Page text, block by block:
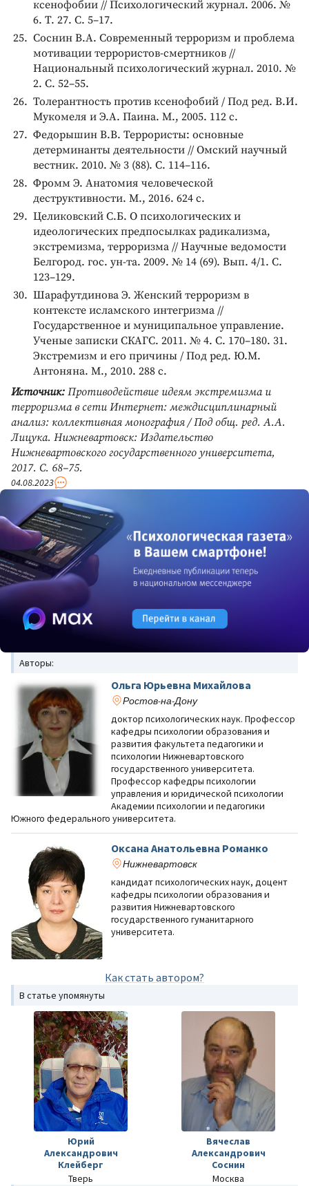
ксенофобии // Психологический журнал. 2006. №
6. Т. 27. С. 5–17.
Соснин В.А. Современный терроризм и проблема
мотивации террористов-смертников //
Национальный психологический журнал. 2010. №
2. С. 52–55.
Толерантность против ксенофобий / Под ред. В.И.
Мукомеля и Э.А. Паина. М., 2005. 112 с.
Федорышин В.В. Террористы: основные
детерминанты деятельности // Омский научный
вестник. 2010. № 3 (88). С. 114–116.
Фромм Э. Анатомия человеческой
деструктивности. М., 2016. 624 с.
Целиковский С.Б. О психологических и
идеологических предпосылках радикализма,
экстремизма, терроризма // Научные ведомости
Белгород. гос. ун-та. 2009. № 14 (69). Вып. 4/1. С.
123–129.
Шарафутдинова Э. Женский терроризм в
контексте исламского интегризма //
Государственное и муниципальное управление.
Ученые записки СКАГС. 2011. № 4. С. 170–180. 31.
Экстремизм и его причины / Под ред. Ю.М.
Антоняна. М., 2010. 288 с.
Источник: Противодействие идеям экстремизма и
терроризма в сети Интернет: междисциплинарный
анализ: коллективная монография / Под общ. ред. А.А.
Лицука. Нижневартовск: Издательство
Нижневартовского государственного университета,
2017. С. 68–75.
04.08.2023
Авторы:
Ольга Юрьевна Михайлова
Ростов-на-Дону
доктор психологических наук. Профессор
кафедры психологии образования и
развития факультета педагогики и
психологии Нижневартовского
государственного университета.
Профессор кафедры психологии
управления и юридической психологии
Академии психологии и педагогики
Южного федерального университета.
Оксана Анатольевна Романко
Нижневартовск
кандидат психологических наук, доцент
кафедры психологии образования и
развития Нижневартовского
государственного гуманитарного
университета.
Как стать автором?
В статье упомянуты
Юрий
Александрович
Клейберг
Тверь
Вячеслав
Александрович
Соснин
Москва